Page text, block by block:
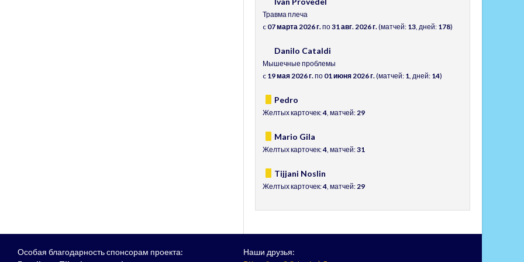
Травма плеча
c 07 марта 2026 г. по31 авг. 2026 г. (матчей: 13 , дней: 178)
Danilo Cataldi
Мышечные проблемы
c 19 мая 2026 г. по 01 июня 2026 г. (матчей: 1 , дней: 14)
Pedro
Желтых карточек:4 , матчей: 29
Mario Gila
Желтых карточек:4 , матчей:31
Tijjani Noslin
Желтых карточек:4 , матчей: 29
Особая благодарность спонсорам проекта:
Наши друзья: